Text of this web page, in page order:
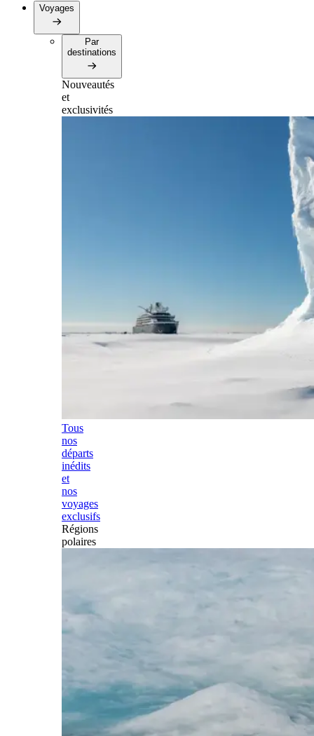
Voyages
Par
destinations
Nouveautés
et
exclusivités
Tous
nos
départs
inédits
et
nos
voyages
exclusifs
Régions
polaires